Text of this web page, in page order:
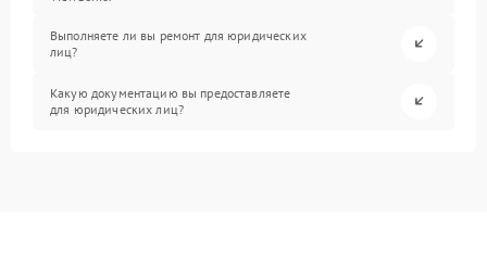
Выполняете ли вы ремонт для юридических
лиц?
Какую документацию вы предоставляете
для юридических лиц?